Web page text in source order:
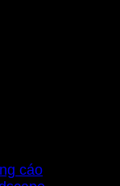
cáo